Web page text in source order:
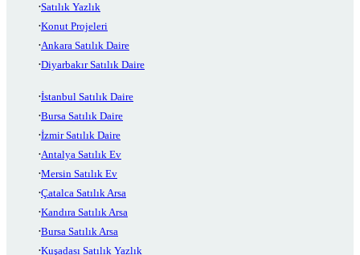
Satılık Yazlık
Konut Projeleri
Ankara Satılık Daire
Diyarbakır Satılık Daire
İstanbul Satılık Daire
Bursa Satılık Daire
İzmir Satılık Daire
Antalya Satılık Ev
Mersin Satılık Ev
Çatalca Satılık Arsa
Kandıra Satılık Arsa
Bursa Satılık Arsa
Kuşadası Satılık Yazlık